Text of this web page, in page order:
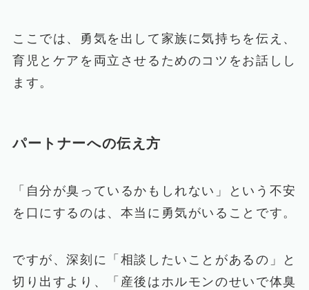
ここでは、勇気を出して家族に気持ちを伝え、
育児とケアを両立させるためのコツをお話しし
ます。
パートナーへの伝え方
「自分が臭っているかもしれない」という不安
を口にするのは、本当に勇気がいることです。
ですが、深刻に「相談したいことがあるの」と
切り出すより、「産後はホルモンのせいで体臭